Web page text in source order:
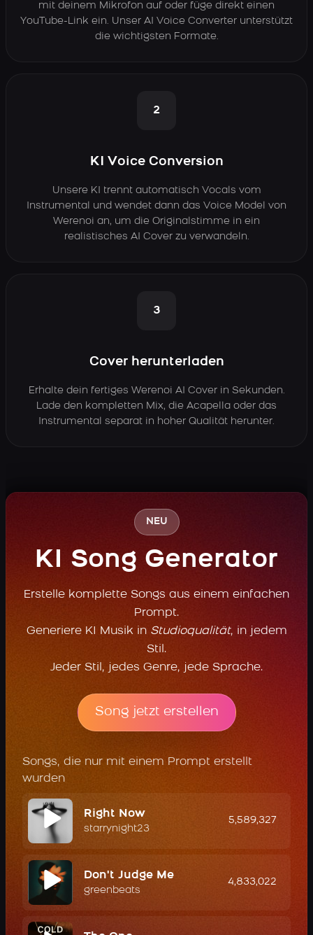
mit deinem Mikrofon auf oder füge direkt einen
YouTube-Link ein. Unser AI Voice Converter unterstützt
die wichtigsten Formate.
2
KI Voice Conversion
Unsere KI trennt automatisch Vocals vom
Instrumental und wendet dann das Voice Model von
Werenoi an, um die Originalstimme in ein
realistisches AI Cover zu verwandeln.
3
Cover herunterladen
Erhalte dein fertiges Werenoi AI Cover in Sekunden.
Lade den kompletten Mix, die Acapella oder das
Instrumental separat in hoher Qualität herunter.
NEU
KI Song Generator
Erstelle komplette Songs aus einem einfachen
Prompt.
Generiere KI Musik in Studioqualität, in jedem
Stil.
Jeder Stil, jedes Genre, jede Sprache.
Song jetzt erstellen
Songs, die nur mit einem Prompt erstellt
wurden
Right Now
starrynight23
5,589,327
Don't Judge Me
greenbeats
4,833,022